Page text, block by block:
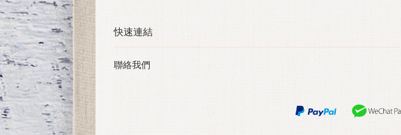
快速連結
聯絡我們